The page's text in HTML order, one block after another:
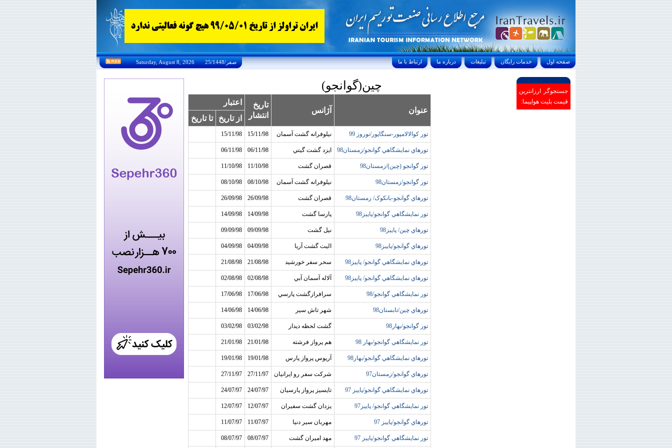
Saturday, August 8, 2026 25/صفر/1448 ارتباط با ما درباره ما تبليغات خدمات رايگان صفحه اول
چين(گوانجو)
عنوان آژانس
تاريخ
انتشار
اعتبار
از تاريخ
تا تاریخ
تور کوالالامپور-سنگاپور/نوروز 99 نيلوفرانه گشت آسمان 15/11/98
15/11/98
تورهاي نمايشگاهي گوانجو/زمستان98 ايزد گشت گيتي 06/11/98
06/11/98
تور گوانجو (چين)/زمستان98 قصران گشت 11/10/98
11/10/98
تور گوانجو/زمستان98 نيلوفرانه گشت آسمان 08/10/98
08/10/98
تورهاي گوانجو-بانکوک/ زمستان98 قصران گشت 26/09/98
26/09/98
تور نمايشگاهي گوانجو/پاييز98 پارسا گشت 14/09/98
14/09/98
تورهاي چين/ پاييز98 نيل گشت 09/09/98
09/09/98
تورهاي گوانجو/پاييز98 اليت گشت آريا 04/09/98
04/09/98
تورهاي نمايشگاهي گوانجو/ پاييز98 سحر سفر خورشيد 21/08/98
21/08/98
تورهاي نمايشگاهي گوانجو/ پاييز98 آلاله آسمان آبي 02/08/98
02/08/98
تور نمايشگاهي گوانجو/98 سرافرازگشت پارسي 17/06/98
17/06/98
تورهاي چين/تابستان98 شهر تاش سير 14/06/98
14/06/98
تور گوانجو/بهار98 گشت لحظه ديدار 03/02/98
03/02/98
تور نمايشگاهي گوانجو/بهار 98 هم پرواز فرشته 21/01/98
21/01/98
تورهاي نمايشگاهي گوانجو/بهار98 آريوس پرواز پارس 19/01/98
19/01/98
تورهاي گوانجو/زمستان97 شرکت سفر رو ايرانيان 27/11/97
27/11/97
تورهاي نمايشگاهي گوانجو/پاييز 97 تايسيز پرواز پارسيان 24/07/97
24/07/97
تور نمايشگاهي گوانجو/ پاييز97 يزدان گشت سفيران 12/07/97
12/07/97
تورهاي گوانجو/پاييز 97 مهربان سير دنيا 11/07/97
11/07/97
تور نمايشگاهي گوانجو/پاييز 97 مهد اميران گشت 08/07/97
08/07/97
جستجوگر ارزانترین
قیمت بلیت هواپیما: